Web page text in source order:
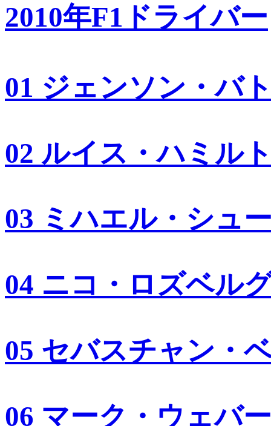
2010年F1ドライバー
01 ジェンソン・バ
02 ルイス・ハミル
03 ミハエル・シュ
04 ニコ・ロズベル
05 セバスチャン・
06 マーク・ウェバー